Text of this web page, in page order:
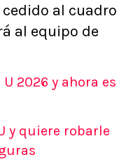
al cuadro
al equipo de
2026 y ahora es
y quiere robarle